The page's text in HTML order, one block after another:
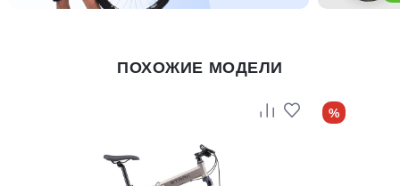
ПОХОЖИЕ МОДЕЛИ
%